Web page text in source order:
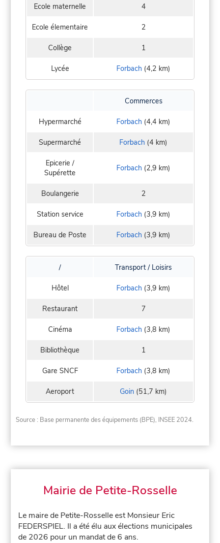
Ecole maternelle 4
Ecole élementaire 2
Collège 1
Lycée Forbach (4,2 km)
Commerces
Hypermarché Forbach (4,4 km)
Supermarché Forbach (4 km)
Epicerie /
Supérette
Forbach (2,9 km)
Boulangerie 2
Station service Forbach (3,9 km)
Bureau de Poste Forbach (3,9 km)
/ Transport / Loisirs
Hôtel Forbach (3,9 km)
Restaurant 7
Cinéma Forbach (3,8 km)
Bibliothèque 1
Gare SNCF Forbach (3,8 km)
Aeroport Goin (51,7 km)
Source : Base permanente des équipements (BPE), INSEE 2024.
Mairie de Petite-Rosselle
Le maire de Petite-Rosselle est Monsieur Eric
FEDERSPIEL. Il a été élu aux élections municipales
de 2026 pour un mandat de 6 ans.